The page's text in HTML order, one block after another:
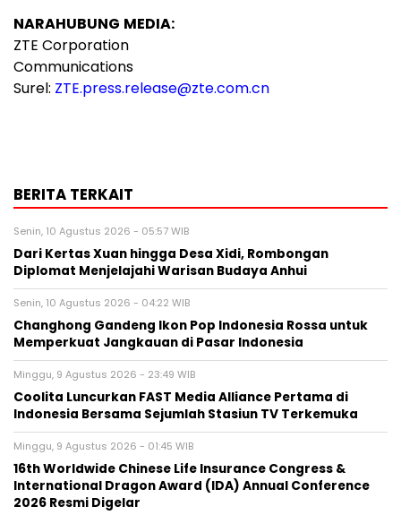
NARAHUBUNG MEDIA:
ZTE Corporation
Communications
Surel: ZTE.press.release@zte.com.cn
BERITA TERKAIT
Senin, 10 Agustus 2026 - 05:57 WIB
Dari Kertas Xuan hingga Desa Xidi, Rombongan
Diplomat Menjelajahi Warisan Budaya Anhui
Senin, 10 Agustus 2026 - 04:22 WIB
Changhong Gandeng Ikon Pop Indonesia Rossa untuk
Memperkuat Jangkauan di Pasar Indonesia
Minggu, 9 Agustus 2026 - 23:49 WIB
Coolita Luncurkan FAST Media Alliance Pertama di
Indonesia Bersama Sejumlah Stasiun TV Terkemuka
Minggu, 9 Agustus 2026 - 01:45 WIB
16th Worldwide Chinese Life Insurance Congress &
International Dragon Award (IDA) Annual Conference
2026 Resmi Digelar